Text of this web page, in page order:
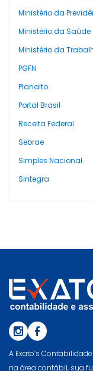
Ministério da
Ministério da Saúde
Ministério da
PGFN
Planalto
Portal Brasil
Receita Federal
Sebrae
Simples Nacional
Sintegra
A Exato’s
na área contábil, sua